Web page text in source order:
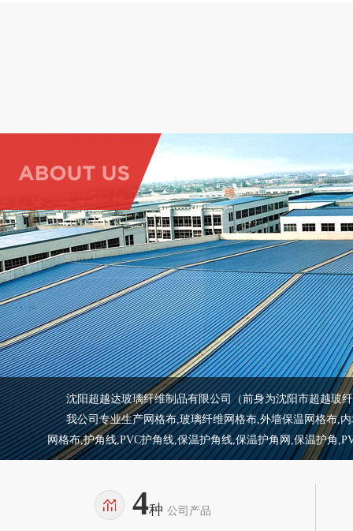
沈阳超越达玻璃纤维制品有限公司（前身为沈阳市超越玻纤
我公司专业生产网格布,玻璃纤维网格布,外墙保温网格布,内
网格布,护角线,PVC护角线,保温护角线,保温护角网,保温护角
4种 公司产品